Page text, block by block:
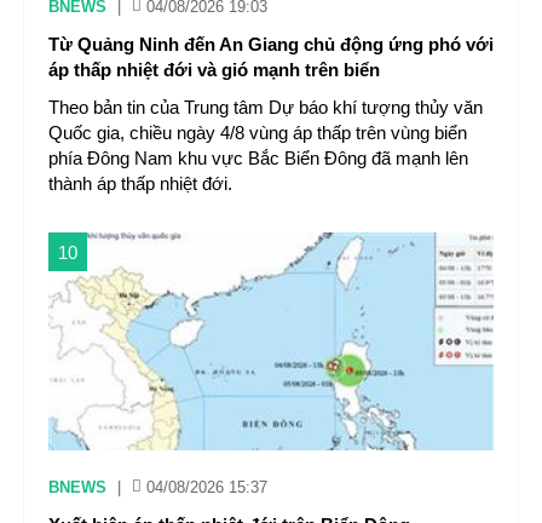
BNEWS 04/08/2026 19:03
Từ Quảng Ninh đến An Giang chủ động ứng phó với
áp thấp nhiệt đới và gió mạnh trên biển
Theo bản tin của Trung tâm Dự báo khí tượng thủy văn
Quốc gia, chiều ngày 4/8 vùng áp thấp trên vùng biển
phía Đông Nam khu vực Bắc Biển Đông đã mạnh lên
thành áp thấp nhiệt đới.
10
BNEWS 04/08/2026 15:37